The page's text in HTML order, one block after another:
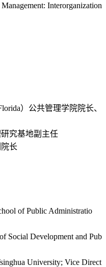
Interorganization
）公共管理学院院长、
究基地副主任
长
of Public Administratio
Social Development and Pub
University; Vice Direct